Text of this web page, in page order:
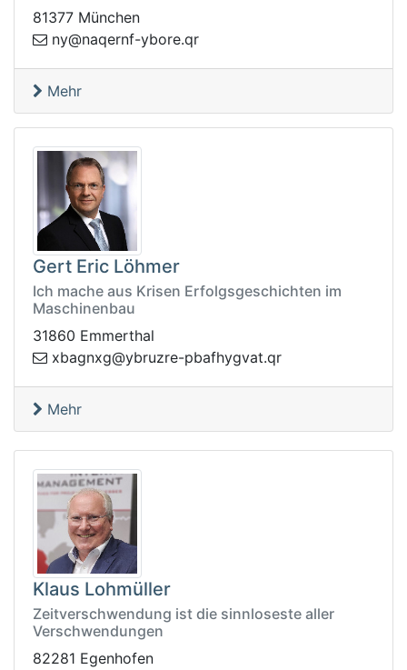
81377 München
rq.eroby-fnre
qan@yn
Mehr
Gert Eric Löhmer
Ich mache aus Krisen Erfolgsgeschichten im
Maschinenbau
31860 Emmerthal
rq
.tavgyhfabp-erzurby@gxngabx
Mehr
Klaus Lohmüller
Zeitverschwendung ist die sinnloseste aller
Verschwendungen
82281 Egenhofen